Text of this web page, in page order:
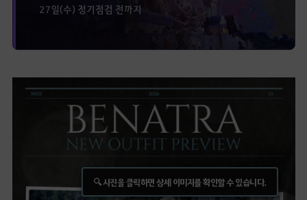
27일(수) 정기점검 전까지
🔍 사진을 클릭하면 상세 이미지를 확인할 수 있습니다.